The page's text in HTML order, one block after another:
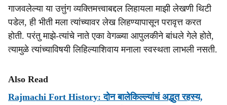
गाजवलेल्या या उत्तुंग व्यक्तिमत्त्वाबद्दल लिहायला माझी लेखणी थिटी
पडेल, ही भीती मला त्यांच्यावर लेख लिहण्यापासून परावृत्त करत
होती. परंतु माझे-त्यांचे नाते एका वेगळ्या आपुलकीने बांधले गेले होते,
त्यामुळे त्यांच्याविषयी लिहिल्याशिवाय मनाला स्वस्थता लाभली नसती.
Also Read
Rajmachi Fort History: दोन बालेकिल्ल्यांचं अद्भुत रहस्य,